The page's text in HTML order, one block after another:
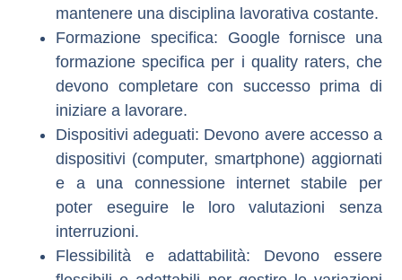
mantenere una disciplina lavorativa costante.
Formazione specifica: Google fornisce una
formazione specifica per i quality raters, che
devono completare con successo prima di
iniziare a lavorare.
Dispositivi adeguati: Devono avere accesso a
dispositivi (computer, smartphone) aggiornati
e a una connessione internet stabile per
poter eseguire le loro valutazioni senza
interruzioni.
Flessibilità e adattabilità: Devono essere